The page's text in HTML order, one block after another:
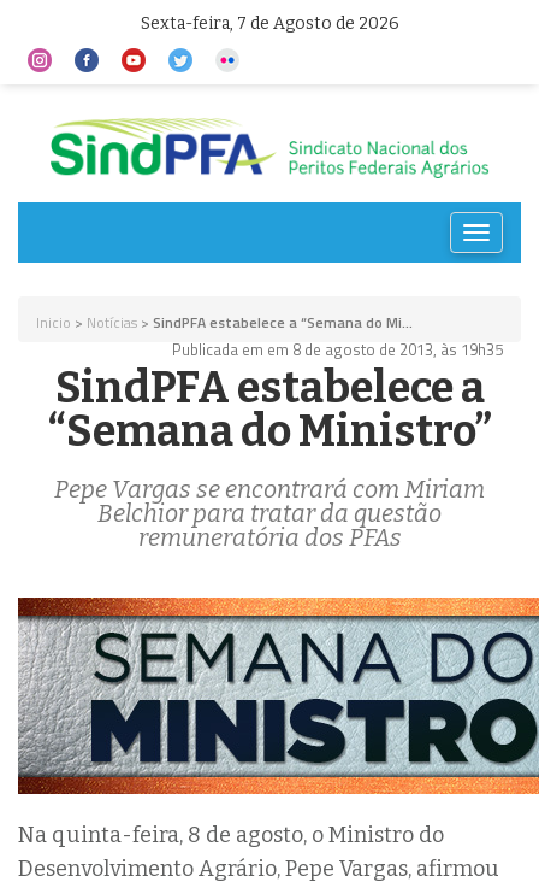
Sexta-feira, 7 de Agosto de 2026
Toggle
Inicio > Notícias > SindPFA estabelece a “Semana do Mi...
Publicada em em 8 de agosto de 2013, às 19h35
SindPFA estabelece a
“Semana do Ministro”
Pepe Vargas se encontrará com Miriam
Belchior para tratar da questão
remuneratória dos PFAs
Na quinta-feira, 8 de agosto, o Ministro do
Desenvolvimento Agrário, Pepe Vargas, afirmou